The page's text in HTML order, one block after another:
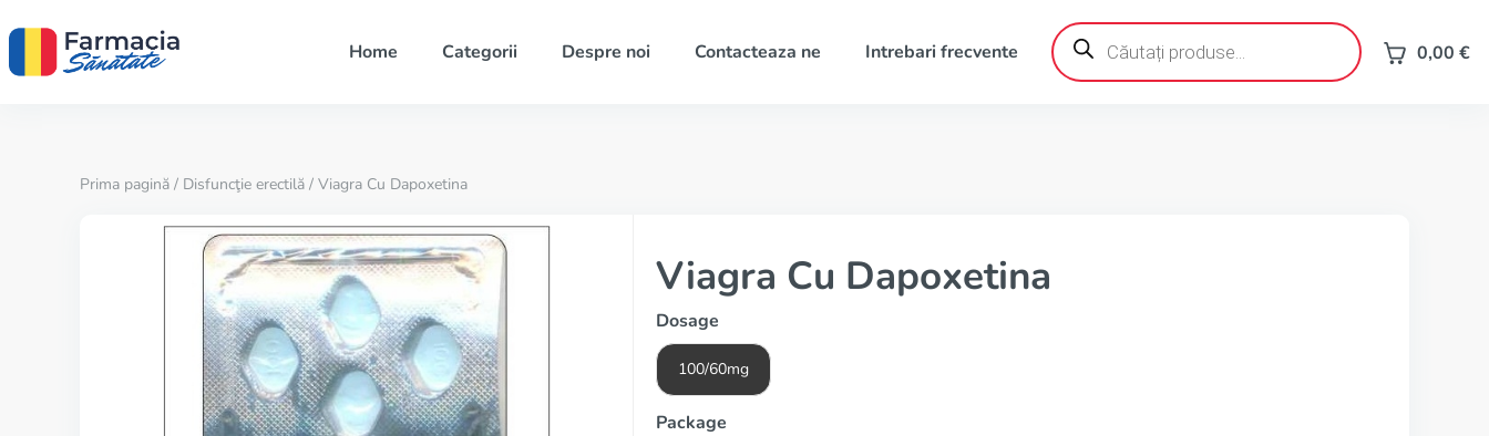
Home Categorii Despre noi Contacteaza ne Intrebari frecvente
Products
search 0,00 €
Prima pagină / Disfuncţie erectilă / Viagra Cu Dapoxetina
Viagra Cu Dapoxetina
Dosage
100/60mg
Package